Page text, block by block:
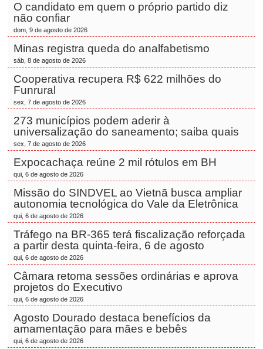
O candidato em quem o próprio partido diz
não confiar
dom, 9 de agosto de 2026
Minas registra queda do analfabetismo
sáb, 8 de agosto de 2026
Cooperativa recupera R$ 622 milhões do
Funrural
sex, 7 de agosto de 2026
273 municípios podem aderir à
universalização do saneamento; saiba quais
sex, 7 de agosto de 2026
Expocachaça reúne 2 mil rótulos em BH
qui, 6 de agosto de 2026
Missão do SINDVEL ao Vietnã busca ampliar
autonomia tecnológica do Vale da Eletrônica
qui, 6 de agosto de 2026
Tráfego na BR-365 terá fiscalização reforçada
a partir desta quinta-feira, 6 de agosto
qui, 6 de agosto de 2026
Câmara retoma sessões ordinárias e aprova
projetos do Executivo
qui, 6 de agosto de 2026
Agosto Dourado destaca benefícios da
amamentação para mães e bebês
qui, 6 de agosto de 2026